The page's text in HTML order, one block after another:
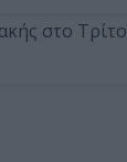
στο